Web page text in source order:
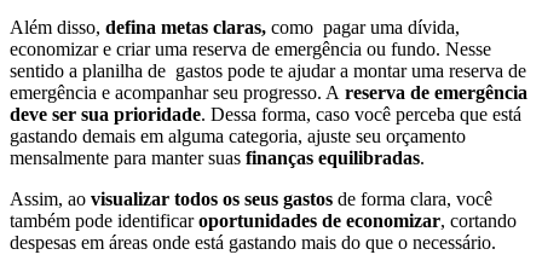
Além disso, defina metas claras, como pagar uma dívida,
economizar e criar uma reserva de emergência ou fundo. Nesse
sentido a planilha de gastos pode te ajudar a montar uma reserva de
emergência e acompanhar seu progresso. A reserva de emergência
deve ser sua prioridade. Dessa forma, caso você perceba que está
gastando demais em alguma categoria, ajuste seu orçamento
mensalmente para manter suas finanças equilibradas.
Assim, ao visualizar todos os seus gastos de forma clara, você
também pode identificaroportunidades de economizar, cortando
despesas em áreas onde está gastando mais do que o necessário.